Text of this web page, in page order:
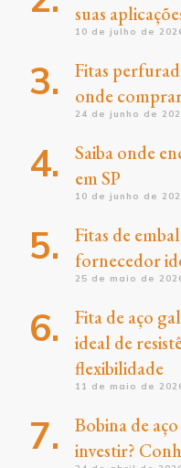
suas
10 de julho de
Fitas
onde
24 de junho de
Saiba onde
em SP
10 de junho de
Fitas de
fornecedor
25 de maio de
Fita de aço
ideal de
flexibilidade
11 de maio de
Bobina de
investir?